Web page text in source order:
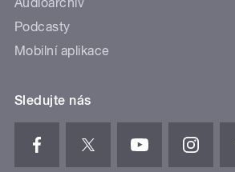
Podcasty
Mobilní aplikace
Sledujte nás